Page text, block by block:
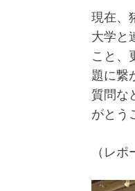
現在、
大学と
こと、
題に繋
質問な
がとう
（レ